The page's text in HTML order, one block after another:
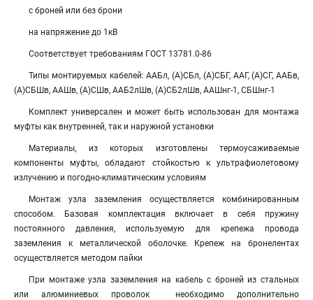
с броней или без брони
на напряжение до 1кВ
Соответствует требованиям ГОСТ 13781.0-86
Типы монтируемых кабелей: ААБл, (А)СБл, (А)СБГ, ААГ, (А)СГ, ААБв,
(А)СБШв, ААШв, (А)СШв, ААБ2лШв, (А)СБ2лШв, ААШнг-1, СБШнг-1
Комплект универсален и может быть использован для монтажа
муфты как внутренней, так и наружной установки
Материалы, из которых изготовлены термоусаживаемые
компоненты муфты, обладают стойкостью к ультрафиолетовому
излучению и погодно-климатическим условиям
Монтаж узла заземления осуществляется комбинированным
способом. Базовая комплектация включает в себя пружину
постоянного давления, используемую для крепежа провода
заземления к металлической оболочке. Крепеж на бронелентах
осуществляется методом пайки
При монтаже узла заземления на кабель с броней из стальных
или алюминиевых проволок необходимо дополнительно